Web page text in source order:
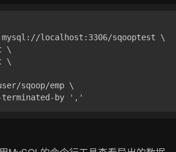
localhost:3306/sqooptest \
\
\
sqoop/emp \
by
','